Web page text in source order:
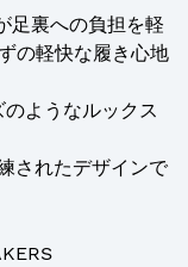
足裏への負担を軽
の軽快な履き心地
ようなルックス
されたデザインで